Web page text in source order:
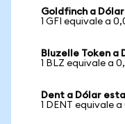
Goldfinch a
1 GFI equivale a
Bluzelle Token a
1 BLZ equivale a
Dent a Dólar
1 DENT equivale